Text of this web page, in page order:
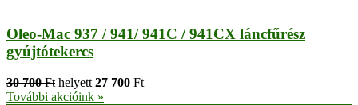
Oleo-Mac 937 / 941/ 941C / 941CX láncfűrész
gyújtótekercs
30 700 Ft helyett 27 700 Ft
További akcióink »